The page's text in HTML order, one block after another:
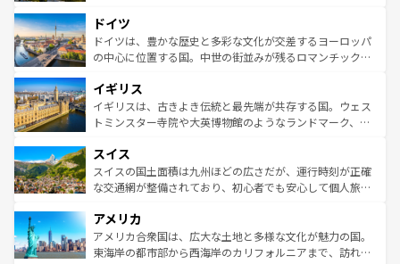
の城塞都市、穏やかなビーチリゾートまで多彩な表情を見
せる。地方によって風土や気候が異なるスペインはその個
性で訪れる人を魅了する。 なお、新着のスペイン情報はコ
で、幅広い魅力が詰まっている。華麗な宮殿、歴史的な大
聖堂、美しいビーチ、そして豊かな自然が、訪れる者を心
から魅了する。また、フランスは美食の国としても知ら
いる。シャンパンの発祥地であるランス、プロヴァンスの
香り高いラベンダー畑など、多彩な楽しみ方が可能だ。さ
らに、パリ以外の地域にも魅力が溢れており、どの街角に
れる地方に足を運ぶとそれぞれで全く異なる文化を体験で
きるだろう。 なお、新着のフランス情報はコンテンツ一覧
を参照してほしい。
ドイツ
ドイツは、豊かな歴史と多彩な文化が交差するヨーロッパ
の中心に位置する国。中世の街並みが残るロマンチック街
顔を持つこの国は、どこを歩いても飽きることがない。ベ
ルリンの文化的活気、バイエルン州のアルプスの絶景、そ
してライン川沿いのワイン畑といった風景は必見。ビール
は、お酒好きな人にはぜひ体験してほしい。 なお、新着の
ドイツ情報はコンテンツ一覧を参照してほしい。
イギリス
イギリスは、古きよき伝統と最先端が共存する国。ウェス
トミンスター寺院や大英博物館のようなランドマーク、歴
リアごとに異なる魅力がある。また、優雅なアフタヌーン
ティー、ビール好きにはたまらない英国パブ、サッカー観
戦など、本場だからこそできる体験も豊富。イギリスを旅
ンツ一覧を参照してほしい。
スイス
スイスの国土面積は九州ほどの広さだが、運行時刻が正確
な交通網が整備されており、初心者でも安心して個人旅行
の建物がそのまま残る町や、スイスならではのユニークな
博物館もあり、アルプス観光だけでなく町歩きも満喫する
ことができる。国民の所得が高いため物価も高いが、旅行
アメリカ
アメリカ合衆国は、広大な土地と多様な文化が魅力の国。
東海岸の都市部から西海岸のカリフォルニアまで、訪れる